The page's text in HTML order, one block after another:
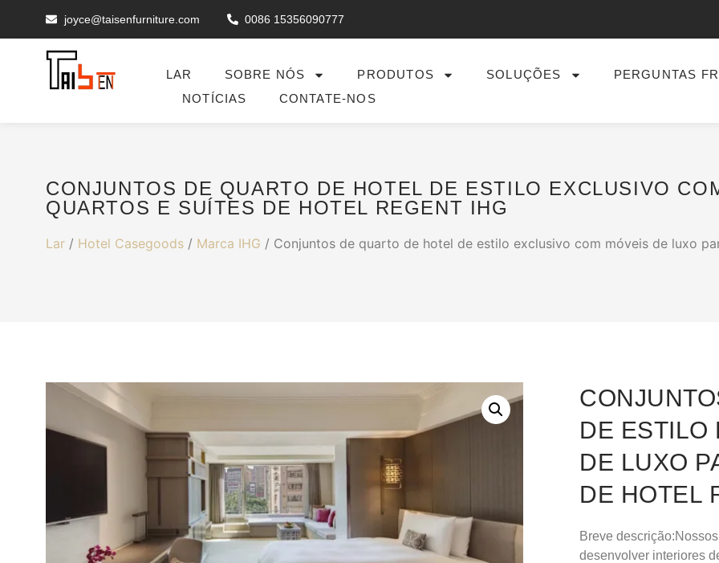
joyce@taisenfurniture.com 0086 15356090777
LAR SOBRE NÓS PRODUTOS SOLUÇÕES
PERGUNTAS
NOTÍCIAS
CONTATE-NOS
CONJUNTOS DE QUARTO DE HOTEL DE ESTILO EXCLUSIVO
QUARTOS E SUÍTES DE HOTEL REGENT IHG
Lar / Hotel Casegoods / Marca IHG / Conjuntos de quarto de hotel de estilo exclusivo com móveis de luxo
DE ESTILO
DE LUXO
DE HOTEL
Breve
desenvolver interiores